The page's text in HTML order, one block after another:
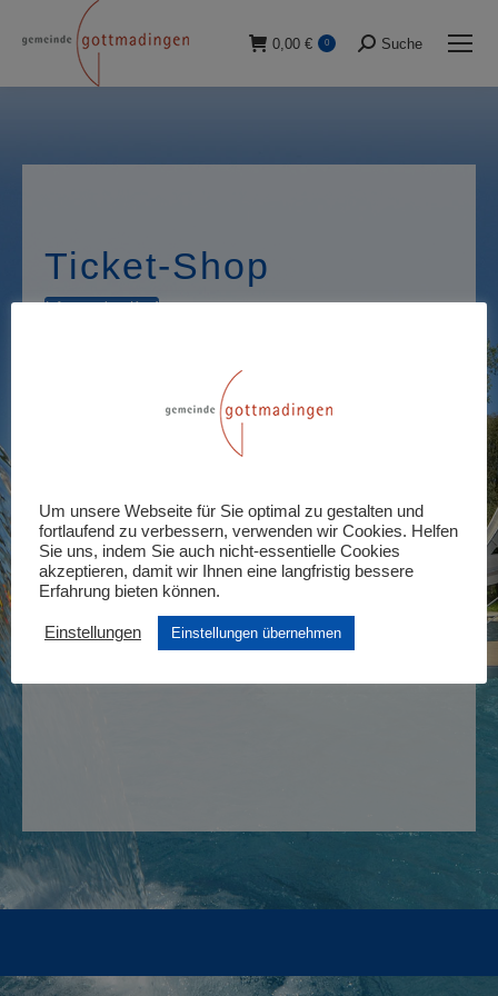
0,00 € 0 Suche:
Suche
Ticket-Shop
Infos vor dem Kauf
Einzeleintritt
Tickets kaufen
Um unsere Webseite für Sie optimal zu gestalten und
fortlaufend zu verbessern, verwenden wir Cookies. Helfen
Sie uns, indem Sie auch nicht-essentielle Cookies
akzeptieren, damit wir Ihnen eine langfristig bessere
Erfahrung bieten können.
Einstellungen Einstellungen übernehmen